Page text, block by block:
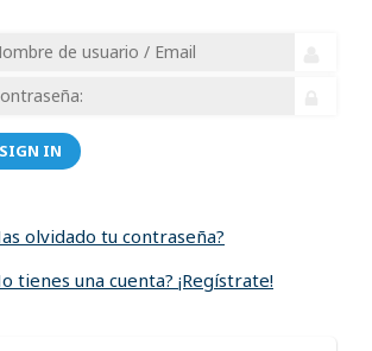
SIGN IN
olvidado tu contraseña?
tienes una cuenta? ¡Regístrate!